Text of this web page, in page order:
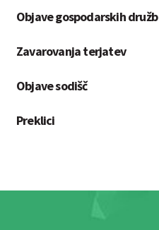
Objave gospodarskih družb
Zavarovanja terjatev
Objave sodišč
Preklici